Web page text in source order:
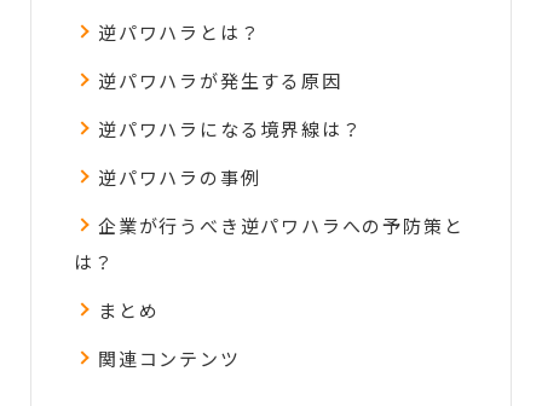
逆パワハラとは？
逆パワハラが発生する原因
逆パワハラになる境界線は？
逆パワハラの事例
企業が行うべき逆パワハラへの予防策と
は？
まとめ
関連コンテンツ